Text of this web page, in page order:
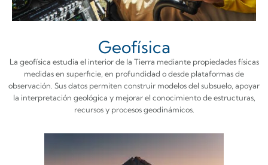
Geofísica
La geofísica estudia el interior de la Tierra mediante propiedades físicas
medidas en superficie, en profundidad o desde plataformas de
observación. Sus datos permiten construir modelos del subsuelo, apoyar
la interpretación geológica y mejorar el conocimiento de estructuras,
recursos y procesos geodinámicos.